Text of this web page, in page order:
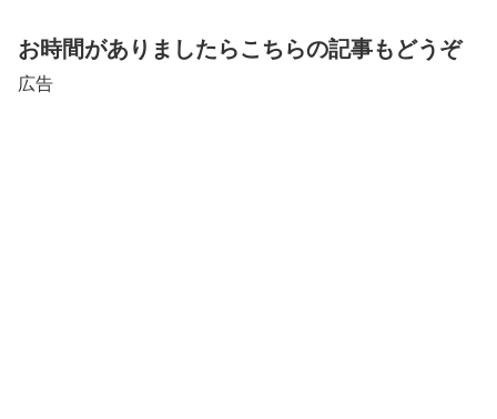
お時間がありましたらこちらの記事もどうぞ
広告